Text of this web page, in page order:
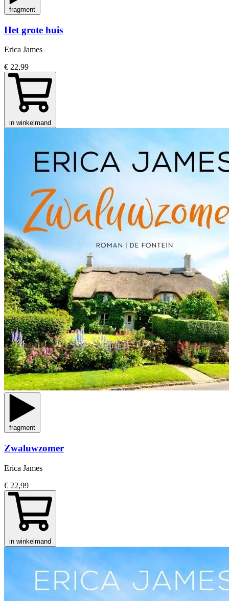
fragment
Het grote huis
Erica James
€ 22,99
in winkelmand
fragment
Zwaluwzomer
Erica James
€ 22,99
in winkelmand